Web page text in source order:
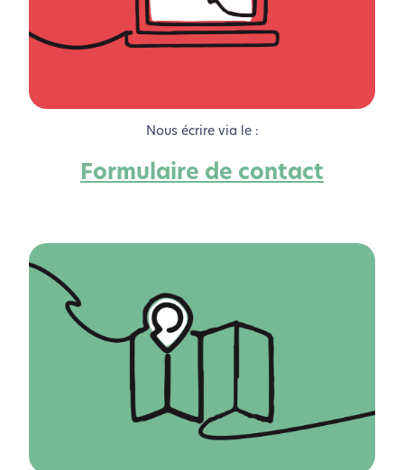
Nous écrire via le :
Formulaire de contact